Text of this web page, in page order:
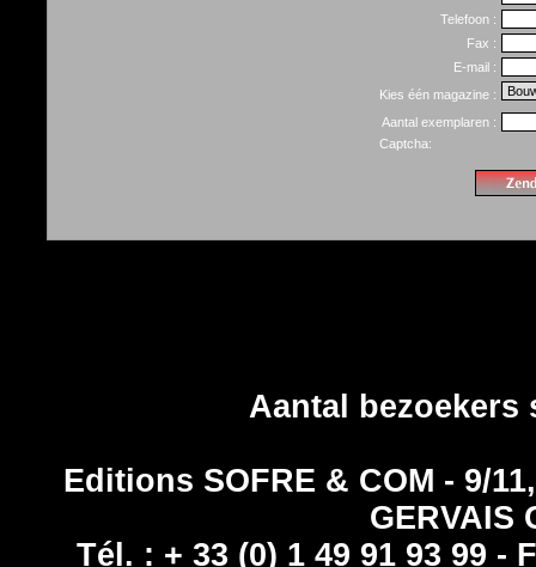
Telefoon :
Fax :
E-mail :
Kies één magazine :
Aantal exemplaren :
Captcha:
Aantal
Editions SOFRE & COM - 9/
GERVAIS
Tél. : + 33 (0) 1 49 91 93 99 -